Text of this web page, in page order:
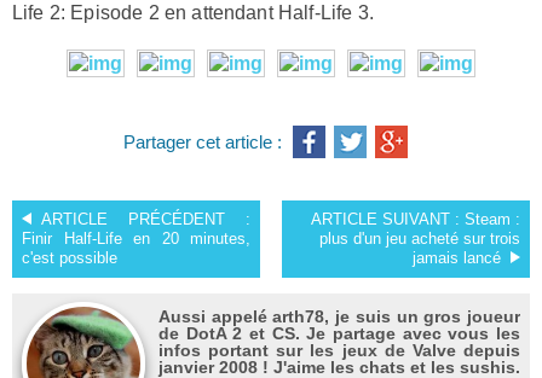
Life 2: Episode 2 en attendant Half-Life 3.
Partager cet article :
ARTICLE PRÉCÉDENT :
Finir Half-Life en 20 minutes,
c'est possible
ARTICLE SUIVANT : Steam :
plus d'un jeu acheté sur trois
jamais lancé
Aussi appelé arth78, je suis un gros joueur
de DotA 2 et CS. Je partage avec vous les
infos portant sur les jeux de Valve depuis
janvier 2008 ! J'aime les chats et les sushis.